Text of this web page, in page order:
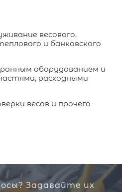
весового,
и банковского
оборудованием и
расходными
весов и прочего
Задавайте их